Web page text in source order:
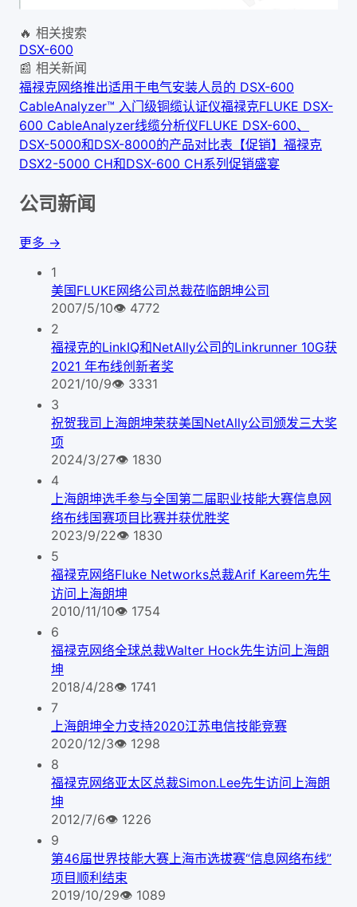
🔥 相关搜索
DSX-600
📰 相关新闻
福禄克网络推出适用于电气安装人员的 DSX-600
CableAnalyzer™ 入门级铜缆认证仪福禄克FLUKE DSX-
600 CableAnalyzer线缆分析仪FLUKE DSX-600、
DSX-5000和DSX-8000的产品对比表 【促销】福禄克
DSX2-5000 CH和DSX-600 CH系列促销盛宴
公司新闻
更多 →
1
美国FLUKE网络公司总裁莅临朗坤公司
2007/5/10👁 4772
2
福禄克的LinkIQ和NetAlly公司的Linkrunner 10G获
2021 年布线创新者奖
2021/10/9👁 3331
3
祝贺我司上海朗坤荣获美国NetAlly公司颁发三大奖
项
2024/3/27👁 1830
4
上海朗坤选手参与全国第二届职业技能大赛信息网
络布线国赛项目比赛并获优胜奖
2023/9/22👁 1830
5
福禄克网络Fluke Networks总裁Arif Kareem先生
访问上海朗坤
2010/11/10👁 1754
6
福禄克网络全球总裁Walter Hock先生访问上海朗
坤
2018/4/28👁 1741
7
上海朗坤全力支持2020江苏电信技能竞赛
2020/12/3👁 1298
8
福禄克网络亚太区总裁Simon.Lee先生访问上海朗
坤
2012/7/6👁 1226
9
第46届世界技能大赛上海市选拔赛“信息网络布线”
项目顺利结束
2019/10/29👁 1089